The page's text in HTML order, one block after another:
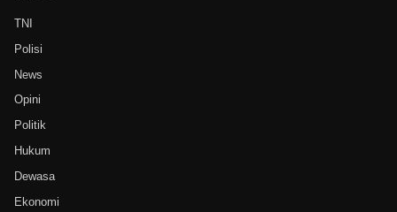
TNI
Polisi
News
Opini
Politik
Hukum
Dewasa
Ekonomi